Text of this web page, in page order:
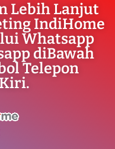
Lebih Lanjut
IndiHome
Whatsapp
diBawah
Telepon